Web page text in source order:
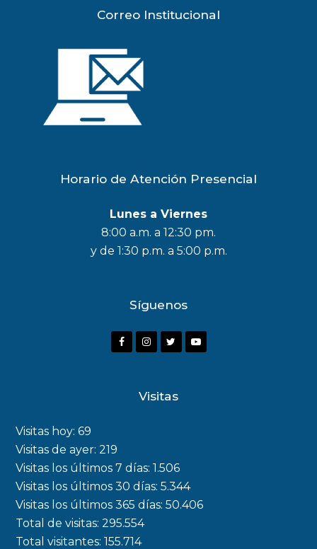
Correo Institucional
Horario de Atención Presencial
Lunes a Viernes
8:00 a.m. a 12:30 pm.
y de 1:30 p.m. a 5:00 p.m.
Síguenos
Visitas
Visitas hoy:69
Visitas de ayer:219
Visitas los últimos 7 días:1.506
Visitas los últimos 30 días:5.344
Visitas los últimos 365 días:50.406
Total de visitas:295.554
Total visitantes:155.714